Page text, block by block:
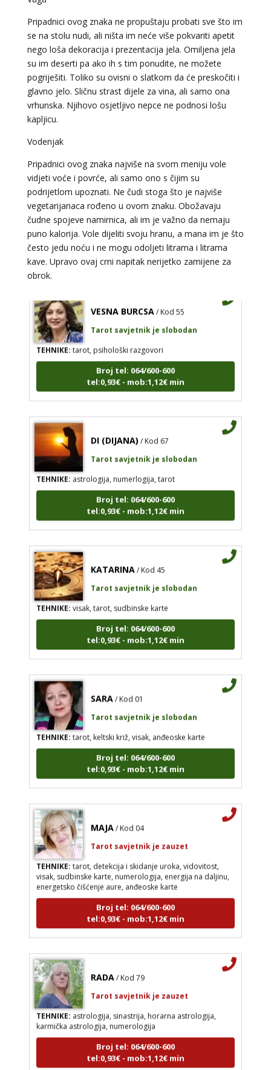
Pripadnici ovog znaka ne propuštaju probati sve što im
se na stolu nudi, ali ništa im neće više pokvariti apetit
nego loša dekoracija i prezentacija jela. Omiljena jela
su im deserti pa ako ih s tim ponudite, ne možete
pogriješiti. Toliko su ovisni o slatkom da će preskočiti i
glavno jelo. Sličnu strast dijele za vina, ali samo ona
vrhunska. Njihovo osjetljivo nepce ne podnosi lošu
kapljicu.
Vodenjak
Pripadnici ovog znaka najviše na svom meniju vole
vidjeti voće i povrće, ali samo ono s čijim su
podrijetlom upoznati. Ne čudi stoga što je najviše
vegetarijanaca rođeno u ovom znaku. Obožavaju
čudne spojeve namirnica, ali im je važno da nemaju
puno kalorija. Vole dijeliti svoju hranu, a mana im je što
često jedu noću i ne mogu odoljeti litrama i litrama
kave. Upravo ovaj crni napitak nerijetko zamijene za
obrok.
Tarot savjetnik je slobodan
TEHNIKE:astrologija, numerologija, tarot, radiestezija
Broj tel: 064/600-600
tel:0,93€ - mob:1,12€ min
Tarot savjetnik je slobodan
TEHNIKE:astrologija, tarot, numerološki tarot, visak, feng
shui numerologija, anđeoski brojevi, tumačenje snova,
rune, kristali, reiki, terapija bojama, anđeoske karte,
iscjeljivanje anđeoskim energijama
Broj tel: 064/600-600
tel:0,93€ - mob:1,12€ min
TEHNIKE:tarot, psihološki razgovori
Broj tel: 064/600-600
tel:0,93€ - mob:1,12€ min
Tarot savjetnik je slobodan
TEHNIKE:
astrologija, numerlogija, tarot
Broj tel: 064/600-600
tel:0,93€ - mob:1,12€ min
TEHNIKE:visak, tarot, sudbinske karte
Broj tel: 064/600-600
tel:0,93€ - mob:1,12€ min
TEHNIKE: tarot, keltski križ, visak, anđeoske karte
Broj tel: 064/600-600
tel:0,93€ - mob:1,12€ min
Tarot savjetnik je zauzet
TEHNIKE: tarot, detekcija i skidanje uroka, vidovitost,
visak, sudbinske karte, numerologija, energija na daljinu,
energetsko čišćenje aure, anđeoske karte
Broj tel: 064/600-600
tel:0,93€ - mob:1,12€ min
TEHNIKE:astrologija, sinastrija, horarna astrologija,
karmička astrologija, numerologija
Broj tel: 064/600-600
tel:0,93€ - mob:1,12€ min